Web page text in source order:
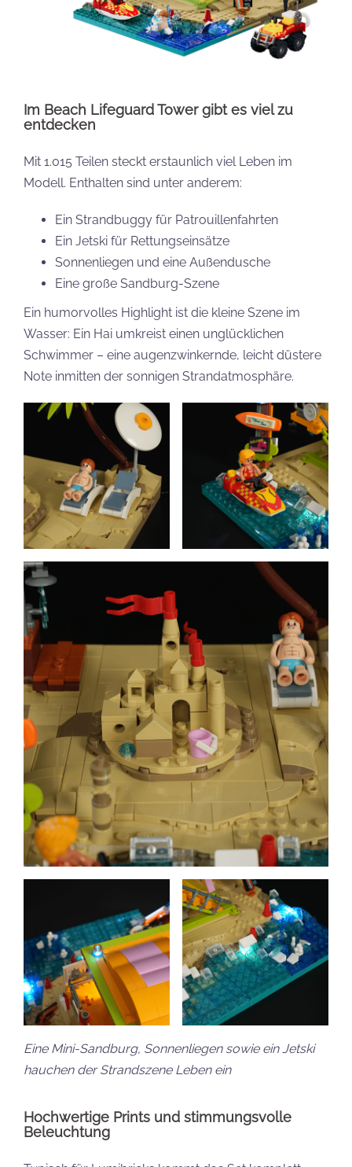
Im Beach Lifeguard Tower gibt es viel zu
entdecken
Mit 1.015 Teilen steckt erstaunlich viel Leben im
Modell. Enthalten sind unter anderem:
Ein Strandbuggy für Patrouillenfahrten
Ein Jetski für Rettungseinsätze
Sonnenliegen und eine Außendusche
Eine große Sandburg-Szene
Ein humorvolles Highlight ist die kleine Szene im
Wasser: Ein Hai umkreist einen unglücklichen
Schwimmer – eine augenzwinkernde, leicht düstere
Note inmitten der sonnigen Strandatmosphäre.
Eine Mini-Sandburg, Sonnenliegen sowie ein Jetski
hauchen der Strandszene Leben ein
Hochwertige Prints und stimmungsvolle
Beleuchtung